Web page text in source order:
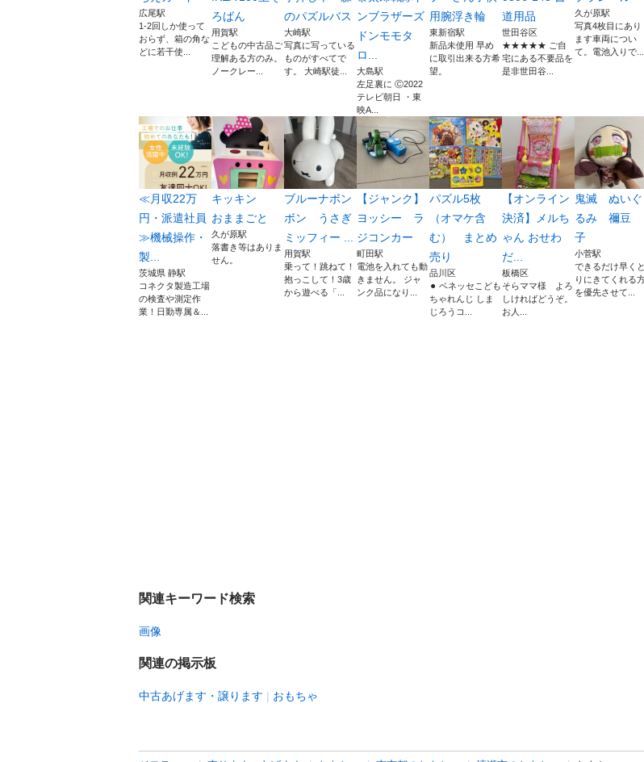
広尾駅
1-2回しか使って
おらず、箱の角な
どに若干使...
ろばん
用賀駅
こどもの中古品ご
理解ある方のみ。
ノークレー...
のパズルバス
大崎駅
写真に写っている
ものがすべてで
す。 大崎駅徒...
ンブラザーズ
ドンモモタ
ロ...
大島駅
左足裏に Ⓒ2022
テレビ朝日 ・東
映A...
用腕浮き輪
東新宿駅
新品未使用 早め
に取引出来る方希
望。
道用品
世田谷区
★★★★★ ご自
宅にある不要品を
是非世田谷...
久が原駅
写真4枚目にあり
ます車両につい
て。電池入りで...
≪月収22万
円・派遣社員
≫機械操作・
製...
茨城県 静駅
コネクタ製造工場
の検査や測定作
業！日勤専属＆...
キッキン
おままごと
久が原駅
落書き等はありま
せん。
ブルーナボン
ボン うさぎ
ミッフィー ...
用賀駅
乗って！跳ねて！
抱っこして！3歳
から遊べる「...
【ジャンク】
ヨッシー ラ
ジコンカー
町田駅
電池を入れても動
きません。 ジャ
ンク品になり...
パズル5枚
（オマケ含
む） まとめ
売り
品川区
⚫︎ ベネッセこども
ちゃれんじ しま
じろうコ...
【オンライン
決済】メルち
ゃん おせわ
だ...
板橋区
そらママ様 よろ
しければどうぞ。
お人...
鬼滅 ぬいぐ
るみ 禰󠄀豆
子
小菅駅
できるだけ早くと
りにきてくれる
を優先させて...
関連キーワード検索
画像
関連の掲示板
中古あげます・譲ります おもちゃ